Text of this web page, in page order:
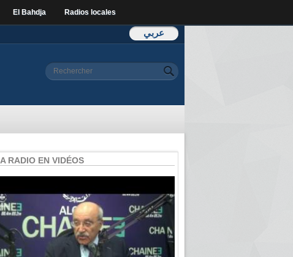
El Bahdja Radios locales
عربي
Formulaire de
Rechercher
RADIO EN VIDÉOS